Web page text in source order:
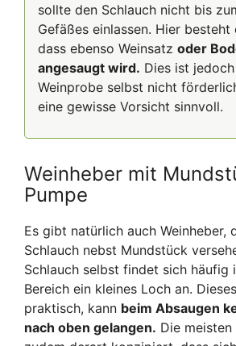
sollte den Schlauch nicht bis
Gefäßes einlassen. Hier besteht
dass ebenso Weinsatz oder
angesaugt wird. Dies ist
Weinprobe selbst nicht
eine gewisse Vorsicht sinnvoll.
Weinheber mit
Pumpe
Es gibt natürlich auch Weinheber,
Schlauch nebst Mundstück
Schlauch selbst findet sich häufig
Bereich ein kleines Loch an.
praktisch, kann beim Absaugen
nach oben gelangen. Die